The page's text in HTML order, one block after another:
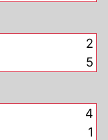
2
5
4
1